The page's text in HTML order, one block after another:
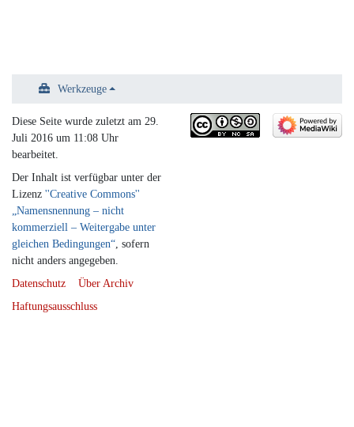
Werkzeuge
Diese Seite wurde zuletzt am 29.
Juli 2016 um 11:08 Uhr
bearbeitet.
Der Inhalt ist verfügbar unter der
Lizenz ''Creative Commons''
„Namensnennung – nicht
kommerziell – Weitergabe unter
gleichen Bedingungen“, sofern
nicht anders angegeben.
Datenschutz
Über Archiv
Haftungsausschluss